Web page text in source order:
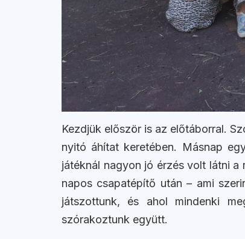
Kezdjük először is az előtáborral.
nyitó áhítat keretében. Másnap
játéknál nagyon jó érzés volt látni
napos csapatépítő után – ami
játszottunk, és ahol mindenki
szórakoztunk együtt.